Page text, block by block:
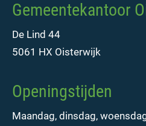
Gemeentekantoor
De Lind 44
5061 HX Oisterwijk
Openingstijden
Maandag, dinsdag,